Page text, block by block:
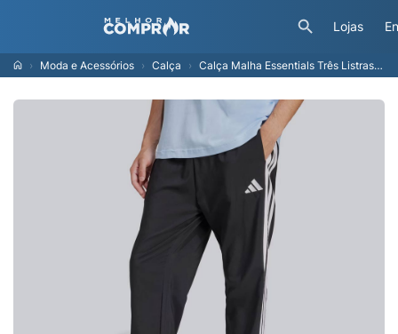
Lojas
Moda e Acessórios Calça Calça Malha Essentials Três Listras Homem adidas